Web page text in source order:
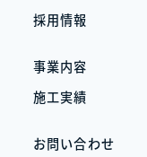
採用情報
事業内容
施工実績
お問い合わせ